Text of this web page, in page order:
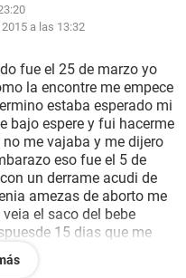
a las 13:32
fue el 25 de marzo yo
la encontre me empece
estaba esperado mi
bajo espere y fui hacerme
me vajaba y me dijero
eso fue el 5 de
un derrame acudi de
amezas de aborto me
el saco del bebe
15 dias que me
fui era x ya no lo tenia
aproximadamente un mes